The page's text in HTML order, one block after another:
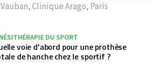
Clinique Arago, Paris
DU SPORT
voie d'abord pour une prothèse
de hanche chez le sportif ?